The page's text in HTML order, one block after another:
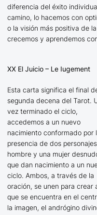
diferencia del éxito
camino, lo hacemos con
o la visión más positiva de
crecemos y aprendemos
XX El Juicio – Le Iugement
Esta carta significa el final
segunda decena del Tarot.
vez terminado el ciclo,
accedemos a un nuevo
nacimiento conformado por
presencia de dos
hombre y una mujer
que dan nacimiento a un
ciclo. Ambos, a través de la
oración, se unen para crear
que se encuentra en el
la imagen, el andrógino